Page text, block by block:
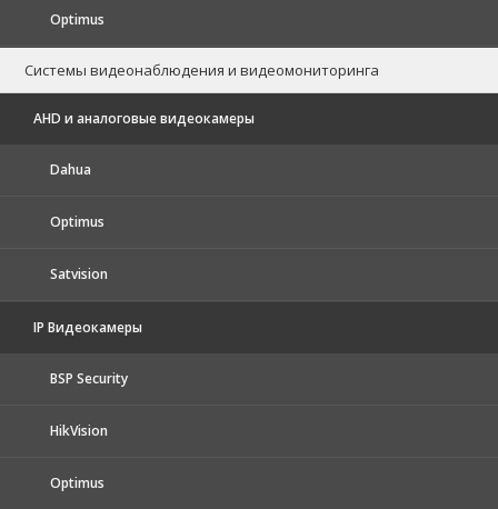
Optimus
Системы видеонаблюдения и видеомониторинга
AHD и аналоговые видеокамеры
Dahua
Optimus
Satvision
IP Видеокамеры
BSP Security
HikVision
Optimus